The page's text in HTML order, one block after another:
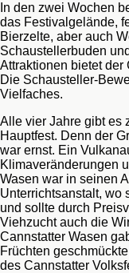
In den zwei Wochen
das Festivalgelände,
Bierzelte, aber auch
Schaustellerbuden
Attraktionen bietet der
Die Schausteller-
Vielfaches.
Alle vier Jahre gibt es
Hauptfest. Denn der
war ernst. Ein
Klimaveränderungen
Wasen war in seinen
Unterrichtsanstalt, wo
und sollte durch
Viehzucht auch die
Cannstatter Wasen
Früchten
des Cannstatter